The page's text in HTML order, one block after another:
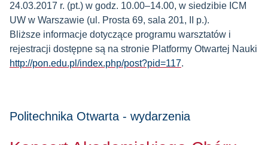
24.03.2017 r. (pt.) w godz. 10.00–14.00, w siedzibie ICM
UW w Warszawie (ul. Prosta 69, sala 201, II p.).
Bliższe informacje dotyczące programu warsztatów i
rejestracji dostępne są na stronie Platformy Otwartej Nauki
http://pon.edu.pl/index.php/post?pid=117.
Politechnika Otwarta - wydarzenia